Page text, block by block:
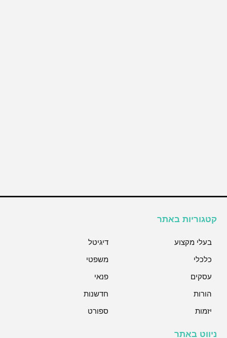
קטגוריות באתר
בעלי מקצוע
דיגיטל
כלכלי
משפטי
עסקים
פנאי
הורות
חדשנות
יזמות
ספורט
ניווט באתר